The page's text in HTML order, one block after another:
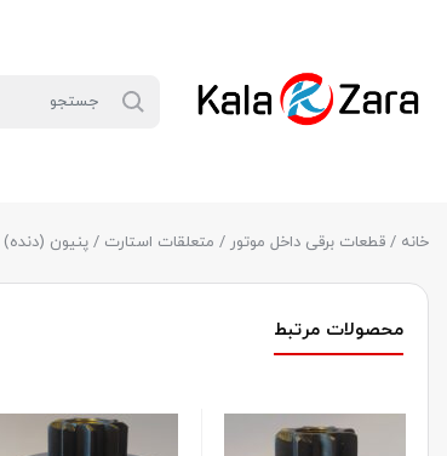
خانه / قطعات برقی داخل موتور / متعلقات استارت / پنیون (دنده)
محصولات مرتبط